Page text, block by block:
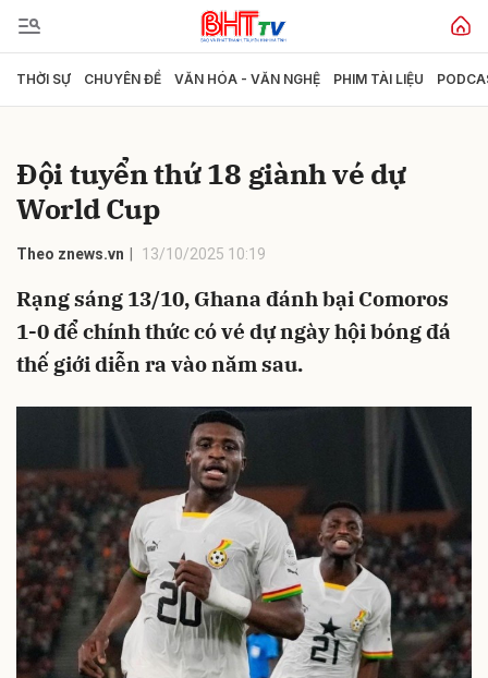
THỜI SỰ CHUYÊN ĐỀ VĂN HÓA - VĂN NGHỆ PHIM TÀI LIỆU
Đội tuyển thứ 18 giành vé dự
World Cup
Theo znews.vn 13/10/2025 10:19
Rạng sáng 13/10, Ghana đánh bại Comoros
1-0 để chính thức có vé dự ngày hội bóng đá
thế giới diễn ra vào năm sau.
Gửi bình luận
Hủy Gửi